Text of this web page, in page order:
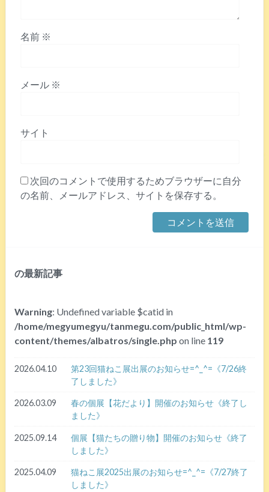
名前 ※
メール ※
サイト
次回のコメントで使用するためブラウザーに自分
の名前、メールアドレス、サイトを保存する。
の最新記事
Warning: Undefined variable $catid in
/home/megyumegyu/tanmegu.com/public_html/wp-
content/themes/albatros/single.php on line 119
2026.04.10
第23回猫ねこ展出展のお知らせ=^_^=《7/26終
了しました》
2026.03.09
春の個展【花だより】開催のお知らせ《終了し
ました》
2025.09.14
個展【猫たちの贈り物】開催のお知らせ《終了
しました》
2025.04.09
猫ねこ展2025出展のお知らせ=^_^=《7/27終了
しました》